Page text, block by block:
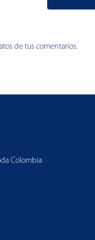
de tus comentarios.
Colombia